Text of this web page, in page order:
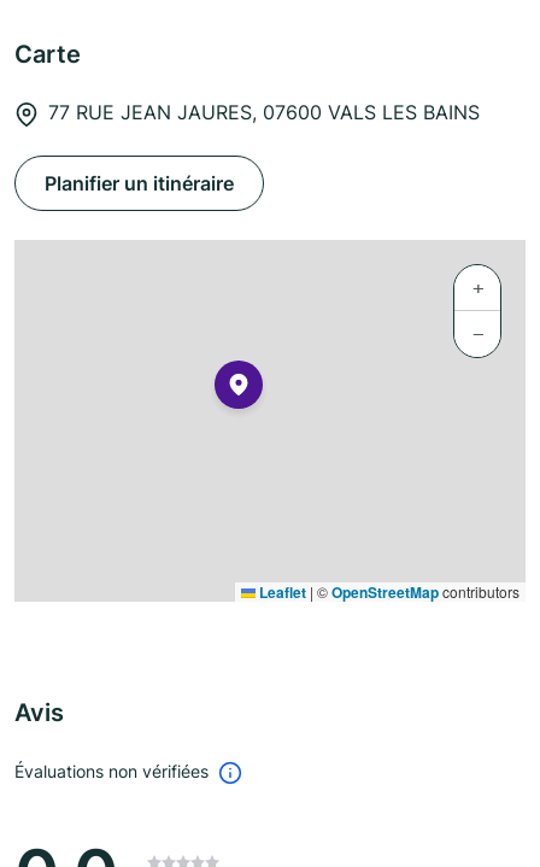
Carte
77 RUE JEAN JAURES, 07600 VALS LES BAINS
Planifier un itinéraire
+
−
Leaflet | ©OpenStreetMapcontributors
Avis
Évaluations non vérifiées